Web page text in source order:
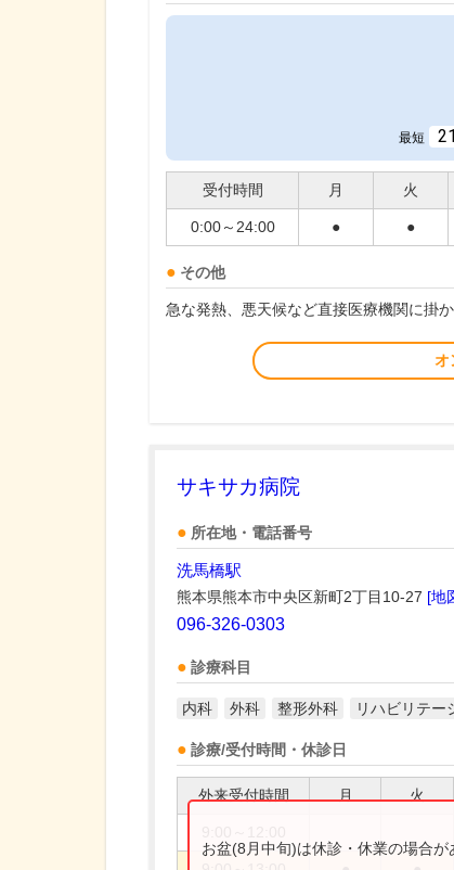
最短 21
受付時間 月 火
0:00～24:00 ● ●
その他
急な発熱、悪天候など直接医療機関に掛
オ
サキサカ病院
所在地・電話番号
洗馬橋駅
熊本県熊本市中央区新町2丁目10-27 [地
096-326-0303
診療科目
内科 外科 整形外科 リハビリテー
診療/受付時間・休診日
外来受付時間 月 火
お盆(8月中旬)は休診・休業の場合が